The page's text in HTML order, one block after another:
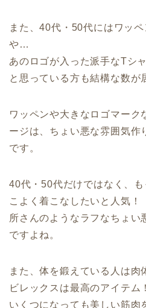
また、40代・50代にはワッ
や…
あのロゴが入った派手なTシ
と思っている方も結構な数が
ワッペンや大きなロゴマーク
ージは、ちょい悪な雰囲気作
です。
40代・50代だけではなく、
こよく着こなしたいと人気！
所さんのようなラフなちょい
ですよね。
また、体を鍛えている人は肉
ビレックスは最高のアイテム！
いくつになっても美しい筋肉